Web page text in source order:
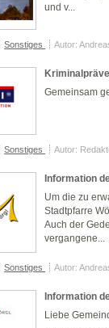
und v...
Sonstiges Autor:
Gemeinsam
Sonstiges Autor:
Information
Um die zu
Stadtpfarre
Auch der
vergangene...
Sonstiges Autor:
Information
Liebe